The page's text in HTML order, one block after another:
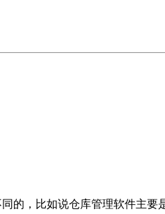
，比如说仓库管理软件主要